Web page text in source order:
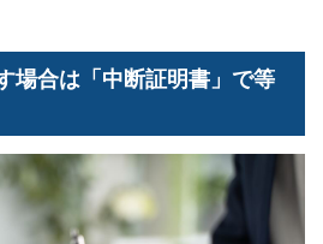
場合は「中断証明書」で等